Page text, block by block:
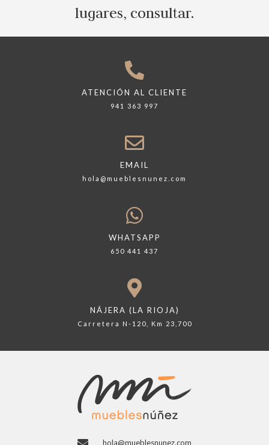
lugares, consultar.
ATENCIÓN AL CLIENTE
941 363 997
EMAIL
hola@mueblesnunez.com
WHATSAPP
650 441 437
NÁJERA (LA RIOJA)
Carretera N-120, Km 23,700
hola@mueblesnunez.com